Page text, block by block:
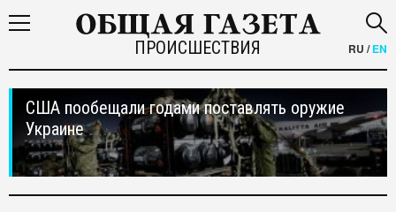
ПРОИСШЕСТВИЯ RU /EN
США пообещали годами поставлять оружие
Украине